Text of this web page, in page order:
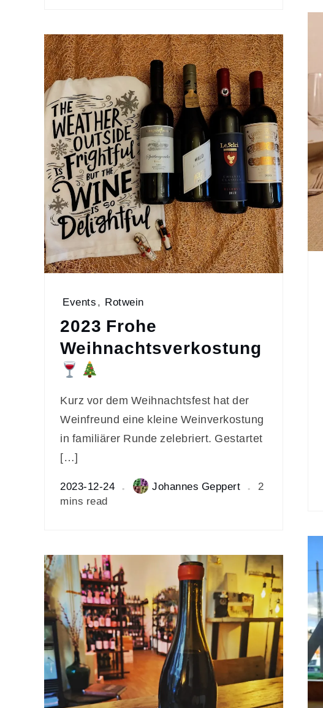
Events, Rotwein
2023 Frohe
Weihnachtsverkostung
Kurz vor dem Weihnachtsfest hat der
Weinfreund eine kleine Weinverkostung
in familiärer Runde zelebriert. Gestartet
[…]
2023-12-24 Johannes Geppert
2
mins read